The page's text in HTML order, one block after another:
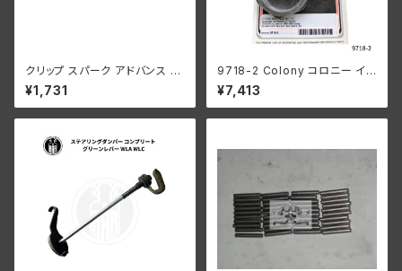
クリップ スパーク アドバンス ケ
ーブル ハーレーダビッドソン 19
37-57年 EL FL
¥1,731
9718-2 Colony コロニー イン
テーク マニホールド ナット キッ
ト ハーレーダビッドソン 1940-
54年 OHV 74 モデル 1953-5
¥7,413